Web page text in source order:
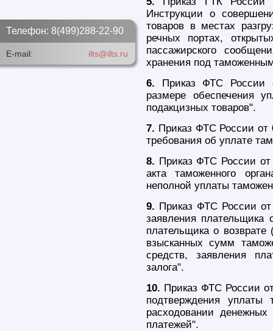
Инструкции о
товаров в местах
речных портах,
пассажирского
хранения под
6. Приказ ФТС России
размере обеспечения
подакцизных товаров".
7. Приказ ФТС России
требования об уплате
8. Приказ ФТС России
акта таможенного
неполной уплаты
9. Приказ ФТС России
заявления плательщика
плательщика о
взысканных сумм
средств, заявления
залога".
10. Приказ ФТС России
подтверждения
расходовании
платежей".
Телефон: 8(499)288-22-90
E-mail: ilts@ilts.ru